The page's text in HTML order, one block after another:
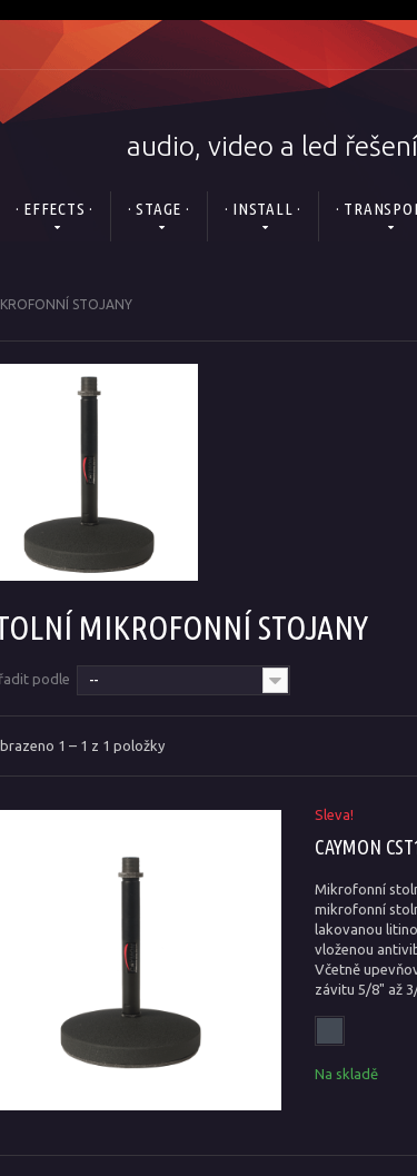
audio, video a led řešení
· EFFECTS · · STAGE · · INSTALL · ·
STOJANY
MIKROFONNÍ STOJANY
podle --
1 – 1 z 1 položky
Sleva!
CAYMON
Mikrofonní
mikrofonní
lakovanou
vloženou
Včetně
závitu 5/8" až
Na skladě